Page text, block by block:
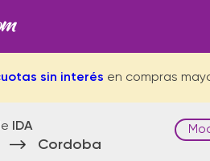
sin interés en compras
IDA
Cordoba